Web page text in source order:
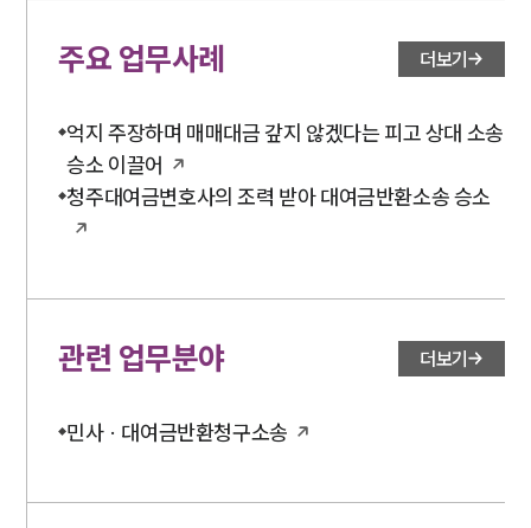
법률 블로그
세미나
대륜법률상담예약
주요 업무사례 더보기
억지 주장하며 매매대금 갚지 않겠다는 피고 상대 소송
승소 이끌어
청주대여금변호사의 조력 받아 대여금반환소송 승소
관련 업무분야 더보기
민사 · 대여금반환청구소송